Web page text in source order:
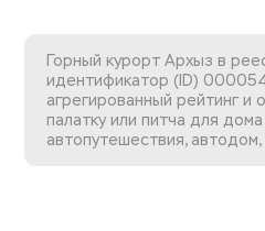
Горный курорт Архыз в
идентификатор (ID)
агрегированный рейтинг и
палатку или питча для
автопутешествия,